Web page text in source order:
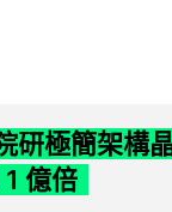
研極簡架構
億倍